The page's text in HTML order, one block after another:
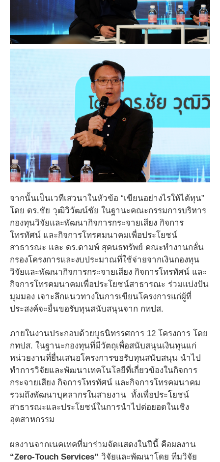
จากนั้นเป็นเวทีเสวนาในหัวข้อ “เขียนอย่างไรให้ได้ทุน”
โดย ดร.ชัย วุฒิวิวัฒน์ชัย ในฐานะคณะกรรมการบริหาร
กองทุนวิจัยและพัฒนากิจการกระจายเสียง กิจการ
โทรทัศน์ และกิจการโทรคมนาคมเพื่อประโยชน์
สาธารณะ และ ดร.ดามพ์ สุคนธทรัพย์ คณะทำงานกลั่น
กรองโครงการและงบประมาณที่ใช้จ่ายจากเงินกองทุน
วิจัยและพัฒนากิจการกระจายเสียง กิจการโทรทัศน์ และ
กิจการโทรคมนาคมเพื่อประโยชน์สาธารณะ ร่วมแบ่งปัน
มุมมอง เจาะลึกแนวทางในการเขียนโครงการแก่ผู้ที่
ประสงค์จะยื่นขอรับทุนสนับสนุนจาก กทปส.
ภายในงานประกอบด้วยบูธนิทรรศการ 12 โครงการ โดย
กทปส. ในฐานะกองทุนที่มีวัตถุเพื่อสนับสนุนเงินทุนแก่
หน่วยงานที่ยื่นเสนอโครงการขอรับทุนสนับสนุน นำไป
ทำการวิจัยและพัฒนาเทคโนโลยีที่เกี่ยวข้องในกิจการ
กระจายเสียง กิจการโทรทัศน์ และกิจการโทรคมนาคม
รวมถึงพัฒนาบุคลากรในสายงาน ทั้งเพื่อประโยชน์
สาธารณะและประโยชน์ในการนำไปต่อยอดในเชิง
อุตสาหกรรม
ผลงานจากเนคเทคที่มาร่วมจัดแสดงในปีนี้ คือผลงาน
“Zero-Touch Services” วิจัยและพัฒนาโดย ทีมวิจัย